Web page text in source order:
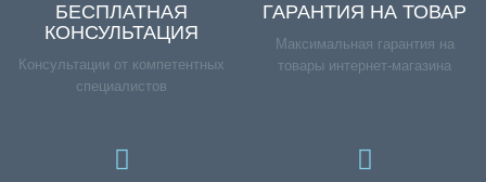
БЕСПЛАТНАЯ
КОНСУЛЬТАЦИЯ
Консультации от компетентных
специалистов
ГАРАНТИЯ НА ТОВАР
Максимальная гарантия на
товары интернет-магазина